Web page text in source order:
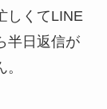
しくてLINE
半日返信が